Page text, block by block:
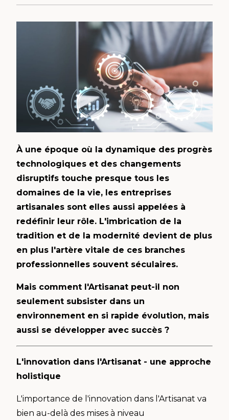
À une époque où la dynamique des progrès
technologiques et des changements
disruptifs touche presque tous les
domaines de la vie, les entreprises
artisanales sont elles aussi appelées à
redéfinir leur rôle. L'imbrication de la
tradition et de la modernité devient de plus
en plus l'artère vitale de ces branches
professionnelles souvent séculaires.
Mais comment l'Artisanat peut-il non
seulement subsister dans un
environnement en si rapide évolution, mais
aussi se développer avec succès ?
L'innovation dans l'Artisanat - une approche
holistique
L'importance de l'innovation dans l'Artisanat va
bien au-delà des mises à niveau